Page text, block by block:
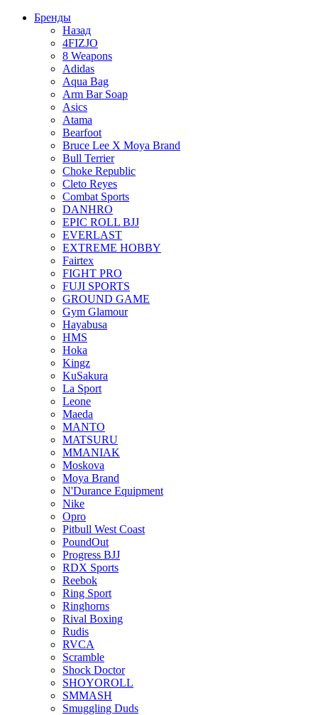
Бренды
Назад
4FIZJO
8 Weapons
Adidas
Aqua Bag
Arm Bar Soap
Asics
Atama
Bearfoot
Bruce Lee X Moya Brand
Bull Terrier
Choke Republic
Cleto Reyes
Combat Sports
DANHRO
EPIC ROLL BJJ
EVERLAST
EXTREME HOBBY
Fairtex
FIGHT PRO
FUJI SPORTS
GROUND GAME
Gym Glamour
Hayabusa
HMS
Hoka
Kingz
KuSakura
La Sport
Leone
Maeda
MANTO
MATSURU
MMANIAK
Moskova
Moya Brand
N'Durance Equipment
Nike
Opro
Pitbull West Coast
PoundOut
Progress BJJ
RDX Sports
Reebok
Ring Sport
Ringhorns
Rival Boxing
Rudis
RVCA
Scramble
Shock Doctor
SHOYOROLL
SMMASH
Smuggling Duds